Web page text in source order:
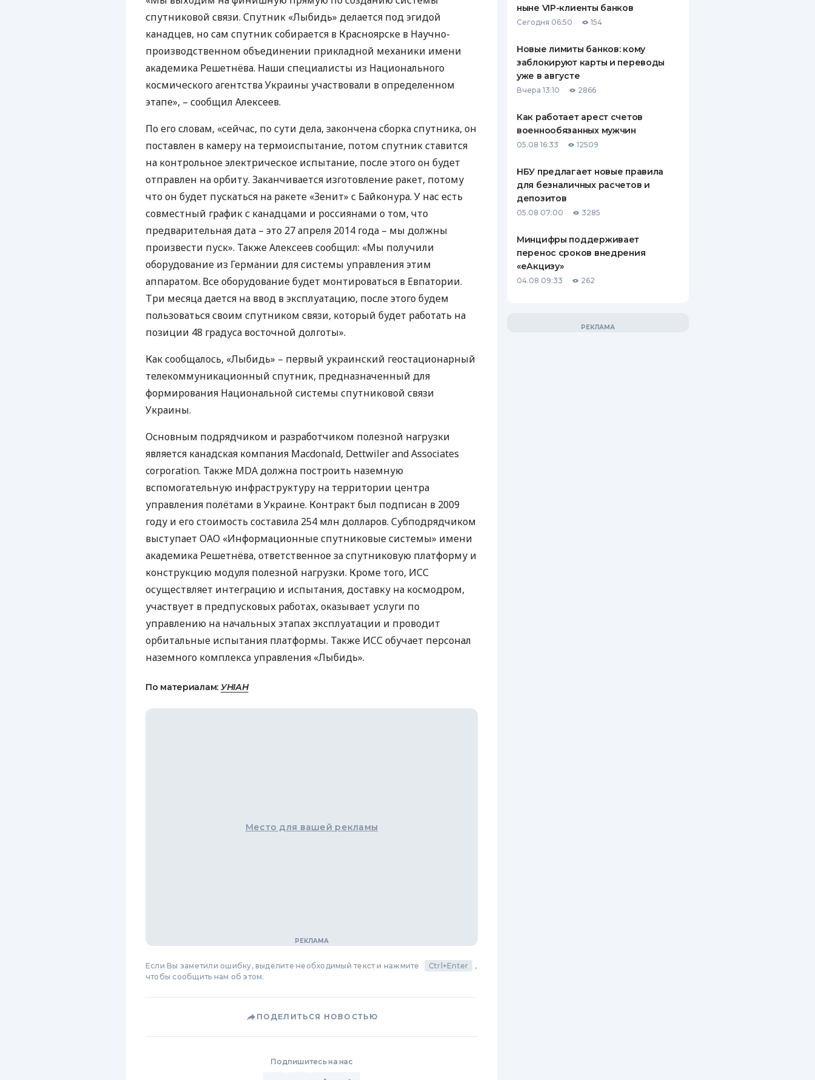
ЕЖЕМЕСЯЧНЫЙ ОБЗОР
КЕШБЭКА
ПУТЕВОДИТЕЛИ ПО
БАНКОВСКИМ КАРТАМ
ПУТЕВОДИТЕЛИ ПО
ВСЕ СТРАХОВЫЕ ПОЛИСЫ
СТРАХОВЫЕ КОМПАНИИ
КОМПАНИЯХ
спутниковой связи. Спутник «Лыбидь» делается под эгидой
канадцев, но сам спутник собирается в Красноярске в Научно-
производственном объединении прикладной механики имени
академика Решетнёва. Наши специалисты из Национального
космического агентства Украины участвовали в определенном
этапе», – сообщил Алексеев.
По его словам, «сейчас, по сути дела, закончена сборка спутника, он
поставлен в камеру на термоиспытание, потом спутник ставится
на контрольное электрическое испытание, после этого он будет
отправлен на орбиту. Заканчивается изготовление ракет, потому
что он будет пускаться на ракете «Зенит» с Байконура. У нас есть
совместный график с канадцами и россиянами о том, что
предварительная дата – это 27 апреля 2014 года – мы должны
произвести пуск». Также Алексеев сообщил: «Мы получили
оборудование из Германии для системы управления этим
аппаратом. Все оборудование будет монтироваться в Евпатории.
Три месяца дается на ввод в эксплуатацию, после этого будем
пользоваться своим спутником связи, который будет работать на
позиции 48 градуса восточной долготы».
Как сообщалось, «Лыбидь» – первый украинский геостационарный
телекоммуникационный спутник, предназначенный для
формирования Национальной системы спутниковой связи
Украины.
Основным подрядчиком и разработчиком полезной нагрузки
является канадская компания Macdonald, Dettwiler and Associates
corporation. Также MDAдолжна построить наземную
вспомогательную инфраструктуру на территории центра
управления полётами в Украине. Контракт был подписан в 2009
году и его стоимость составила 254 млн долларов. Субподрядчиком
выступает ОАО «Информационные спутниковые системы» имени
академика Решетнёва, ответственное за спутниковую платформу и
конструкцию модуля полезной нагрузки. Кроме того, ИСС
осуществляет интеграцию и испытания, доставку на космодром,
участвует в предпусковых работах, оказывает услуги по
управлению на начальных этапах эксплуатации и проводит
орбитальные испытания платформы. Также ИССобучает персонал
наземного комплекса управления «Лыбидь».
По материалам: УНІАН
Место для вашей рекламы
Если Вы заметили ошибку, выделите необходимый текст и нажмите Ctrl+Enter
,
чтобы сообщить нам об этом.
ПОДЕЛИТЬСЯ НОВОСТЬЮ
Подпишитесь на нас
ныне VIP-клиенты банков
Сегодня 06:50 154
Новые лимиты банков: кому
заблокируют карты и переводы
уже в августе
Вчера 13:10 2866
Как работает арест счетов
военнообязанных мужчин
05.08 16:33 12509
НБУ предлагает новые правила
для безналичных расчетов и
депозитов
05.08 07:00 3285
Минцифры поддерживает
перенос сроков внедрения
«еАкцизу»
04.08 09:33 262